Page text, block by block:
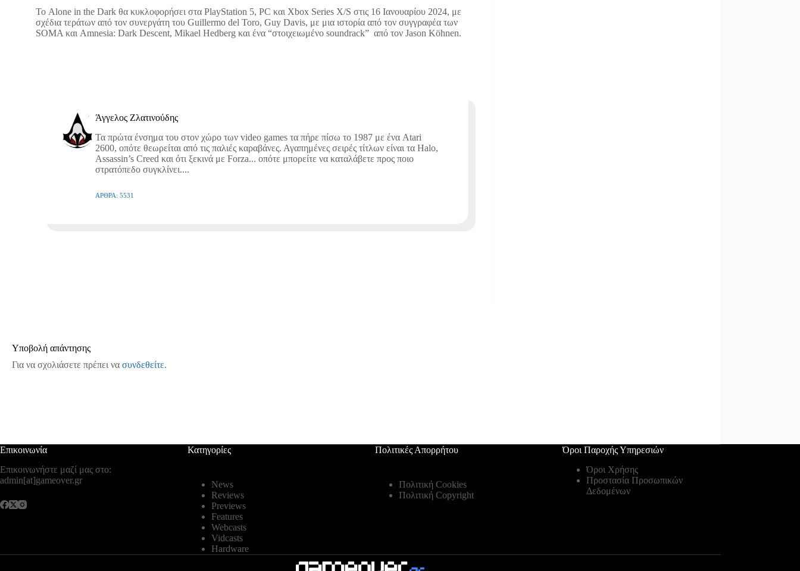
Το Alone in the Dark θα κυκλοφορήσει στα PlayStation 5, PC και Xbox Series X/S στις 16 Ιανουαρίου 2024, με
σχέδια τεράτων από τον συνεργάτη του Guillermo del Toro, Guy Davis, με μια ιστορία από τον συγγραφέα των
SOMA και Amnesia: Dark Descent, Mikael Hedberg και ένα “στοιχειωμένο soundrack” από τον Jason Köhnen.
Άγγελος Ζλατινούδης
Τα πρώτα ένσημα του στον χώρο των video games τα πήρε πίσω το 1987 με ένα Atari
2600, οπότε θεωρείται από τις παλιές καραβάνες. Αγαπημένες σειρές τίτλων είναι τα Halo,
Assassin’s Creed και ότι ξεκινά με Forza... οπότε μπορείτε να καταλάβετε προς ποιο
στρατόπεδο συγκλίνει....
ΆΡΘΡΑ: 5531
Υποβολή απάντησης
Για να σχολιάσετε πρέπει να συνδεθείτε.
Επικοινωνία
Επικοινωνήστε μαζί μας στο:
admin[at]gameover.gr
Κατηγορίες
News
Reviews
Previews
Features
Webcasts
Vidcasts
Hardware
Πολιτικές Απορρήτου
Πολιτική Cookies
Πολιτική Copyright
Όροι Παροχής Υπηρεσιών
Όροι Χρήσης
Προστασία Προσωπικών
Δεδομένων